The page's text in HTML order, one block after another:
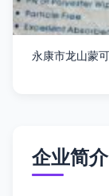
永康市龙山蒙
企业简介